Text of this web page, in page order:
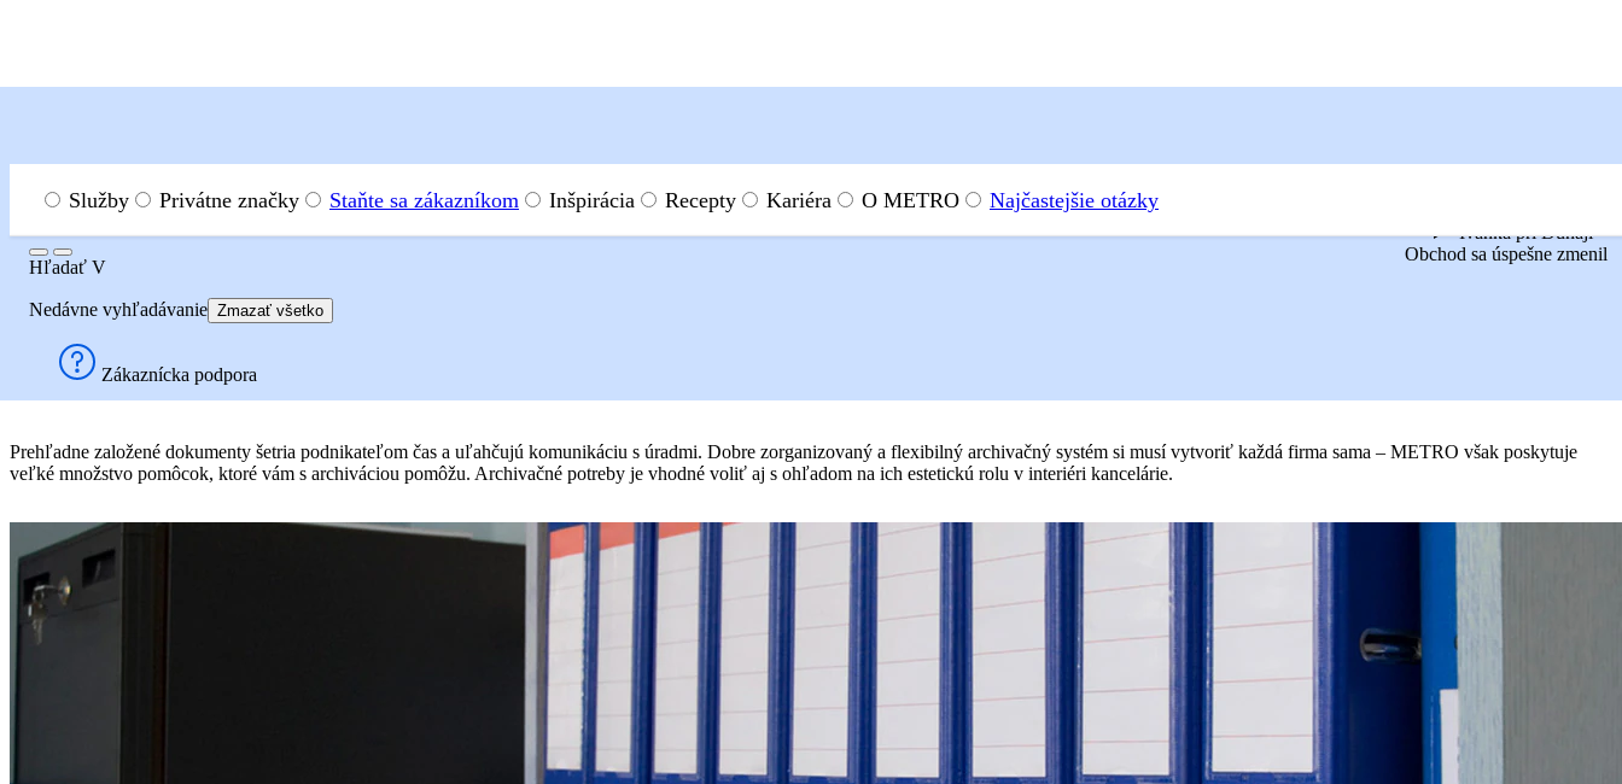
Menu
Hľadať
Hľadať V
Nedávne vyhľadávanie Zmazať všetko
Zákaznícka podpora
Ivanka pri Dunaji
Obchod sa úspešne zmenil
Služby Privátne značky Staňte sa zákazníkom Inšpirácia Recepty Kariéra O METRO Najčastejšie otázky
Triedenie a archivácia
Prehľadne založené dokumenty šetria podnikateľom čas a uľahčujú komunikáciu s úradmi. Dobre zorganizovaný a flexibilný archivačný systém si musí vytvoriť každá firma sama – METRO však poskytuje
veľké množstvo pomôcok, ktoré vám s archiváciou pomôžu. Archivačné potreby je vhodné voliť aj s ohľadom na ich estetickú rolu v interiéri kancelárie.